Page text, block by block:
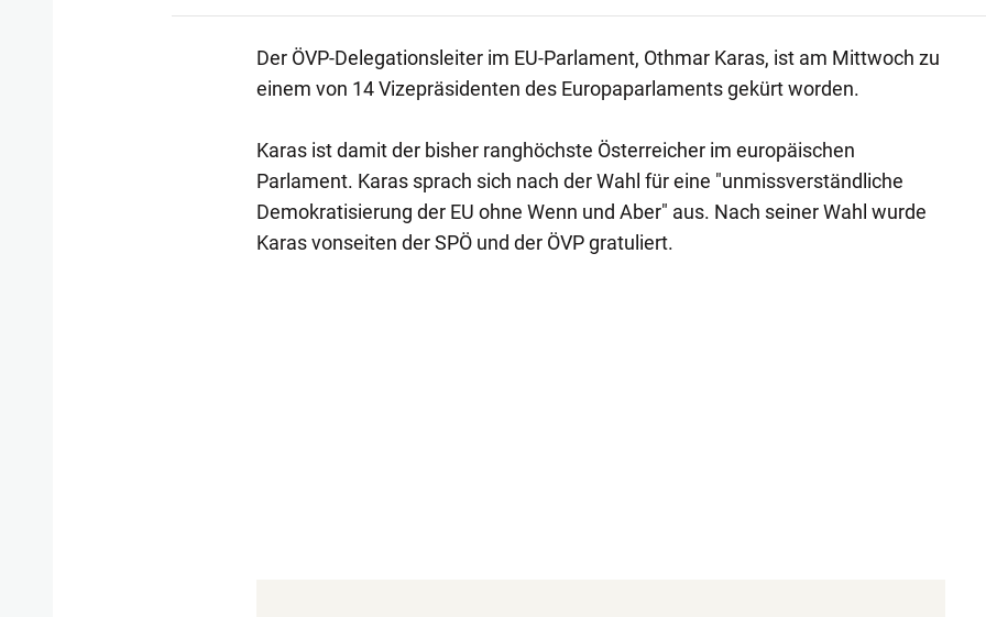
Der ÖVP-Delegationsleiter im EU-Parlament, Othmar Karas, ist am Mittwoch zu
einem von 14 Vizepräsidenten des Europaparlaments gekürt worden.
Karas ist damit der bisher ranghöchste Österreicher im europäischen
Parlament. Karas sprach sich nach der Wahl für eine "unmissverständliche
Demokratisierung der EU ohne Wenn und Aber" aus. Nach seiner Wahl wurde
Karas vonseiten der SPÖ und der ÖVP gratuliert.